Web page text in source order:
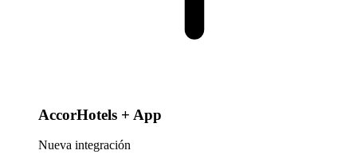
AccorHotels + App
Nueva integración